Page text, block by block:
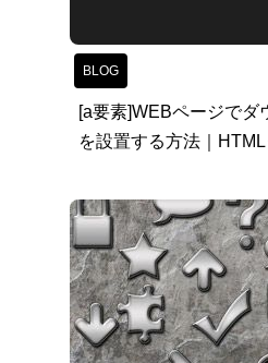
BLOG
[a要素]WEBページでダ
を設置する方法｜